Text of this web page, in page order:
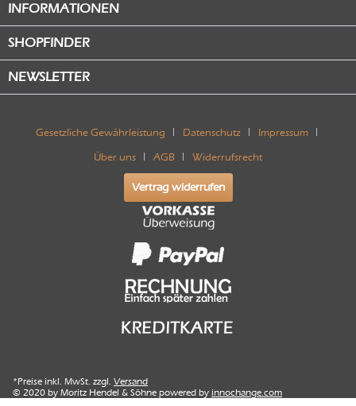
INFORMATIONEN
SHOPFINDER
NEWSLETTER
Gesetzliche Gewährleistung Datenschutz Impressum
Über uns AGB Widerrufsrecht
Vertrag widerrufen
*Preise inkl. MwSt. zzgl. Versand
© 2020 by Moritz Hendel & Söhne powered by innochange.com